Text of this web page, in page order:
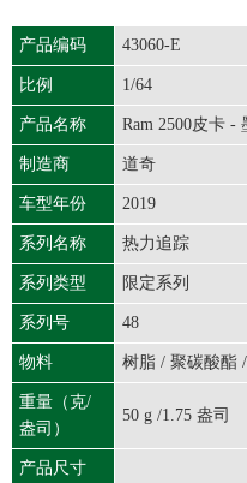
产品编码 43060-E
比例 1/64
产品名称 Ram 2500皮卡 -
制造商 道奇
车型年份 2019
系列名称 热力追踪
系列类型 限定系列
系列号 48
物料 树脂 / 聚碳酸酯
重量（克/
盎司）
50 g /1.75 盎司
产品尺寸